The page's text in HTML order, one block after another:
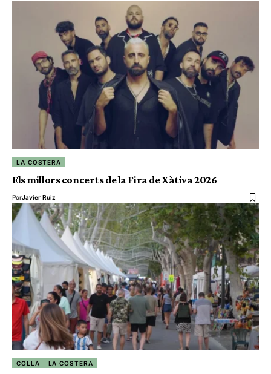
LA COSTERA
Els millors concerts de la Fira de Xàtiva 2026
PorJavier Ruiz
COLLA LA COSTERA